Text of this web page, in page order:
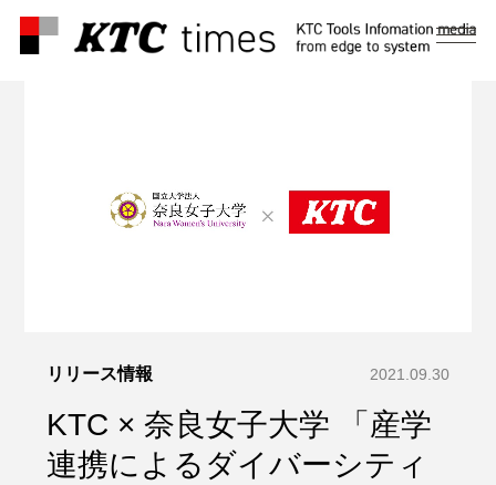
メ
リリース情報 2021.09.30
KTC × 奈良女子大学 「産学
連携によるダイバーシティ